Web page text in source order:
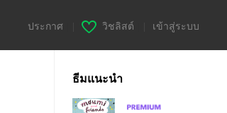
ประกาศ วิชลิสต์ เข้าสู่ระบบ
ธีมแนะนำ